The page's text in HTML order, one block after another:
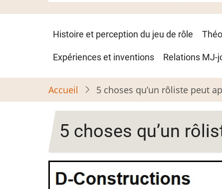
Navigation
principale
Histoire et perception du jeu de rôle
Expériences et inventions Relations MJ-
Accueil 5 choses qu’un rôliste peut
5 choses qu’un